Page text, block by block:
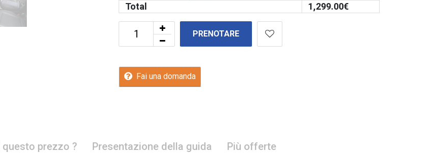
Total
1,299.00€
PRENOTARE
Fai una domanda
questo prezzo ? Presentazione della guida Più offerte